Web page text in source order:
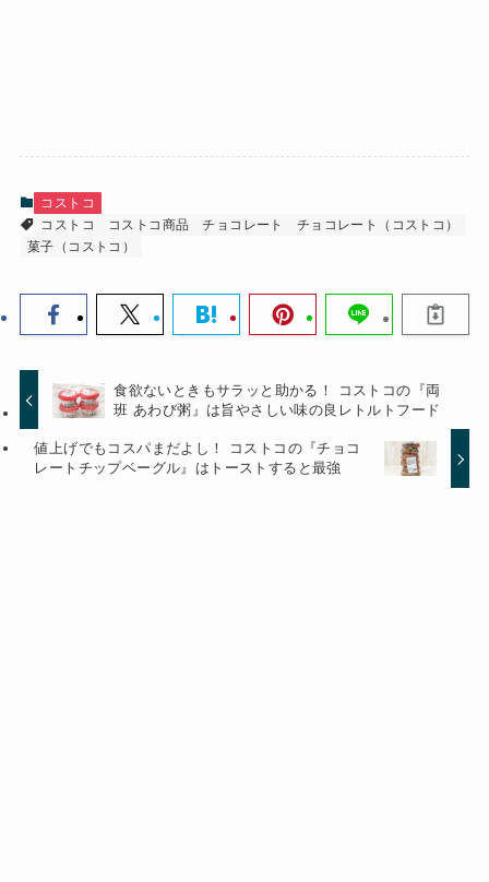
コストコ
コストコ
コストコ商品 チョコレート
チョコレート（コストコ）
菓子（コストコ）
食欲ないときもサラッと助かる！ コストコの『両
班 あわび粥』は旨やさしい味の良レトルトフード
値上げでもコスパまだよし！ コストコの『チョコ
レートチップベーグル』はトーストすると最強